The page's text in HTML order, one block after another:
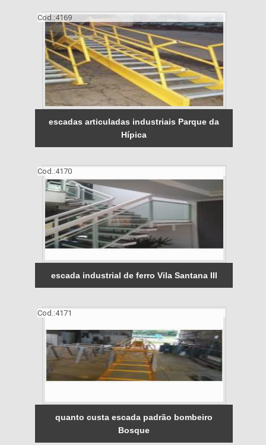
Cod.:4169
escadas articuladas industriais Parque da
Hípica
Cod.:4170
escada industrial de ferro Vila Santana III
Cod.:4171
quanto custa escada padrão bombeiro
Bosque